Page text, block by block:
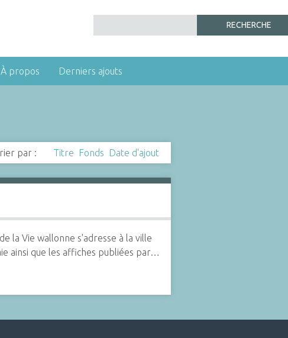
À propos Derniers ajouts
par : Titre Fonds Date d'ajout
la Vie wallonne s'adresse à la ville
ainsi que les affiches publiées par…